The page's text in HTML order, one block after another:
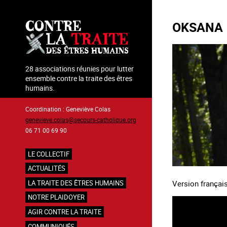
contenu
principal
28 associations réunies pour lutter
ensemble contre la traite des êtres
humains.
Coordination : Geneviève Colas
genevieve.colas@secours-catholique.org
06 71 00 69 90
Navigation
principale
LE COLLECTIF
ACTUALITÉS
LA TRAITE DES ÊTRES HUMAINS
NOTRE PLAIDOYER
AGIR CONTRE LA TRAITE
OKSANA
Version